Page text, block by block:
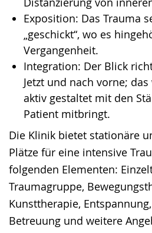
Exposition: Das Trauma
„geschickt“, wo es
Vergangenheit.
Integration: Der Blick
Jetzt und nach vorne;
aktiv gestaltet mit den
Patient mitbringt.
Die Klinik bietet stationäre
Plätze für eine intensive
folgenden Elementen:
Traumagruppe,
Kunsttherapie,
Betreuung und weitere